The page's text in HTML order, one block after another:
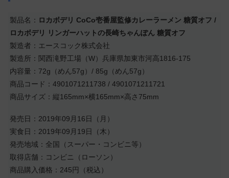
製品名： ロカボデリ CoCo壱番屋監修カレーラーメン 糖質オフ /
ロカボデリ リンガーハットの長崎ちゃんぽん 糖質オフ
製造者：エースコック株式会社
製造所：関西滝野工場（W）兵庫県加東市河高1816-175
内容量：72g（めん57g）/ 85g（めん57g）
商品コード：4901071211738 / 4901071211721
商品サイズ：縦165mm×横165mm×高さ75mm
発売日：2019年09月16日（月）
実食日：2019年09月19日（木）
発売地域：全国（スーパー・コンビニ等）
取得店舗：コンビニ（ローソン）
商品購入価格：245円（税込）